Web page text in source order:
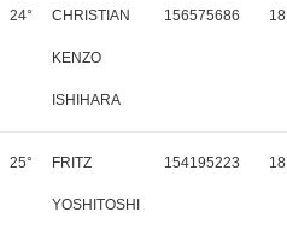
24° CHRISTIAN
KENZO
ISHIHARA
156575686 18
25° FRITZ
YOSHITOSHI
154195223 18